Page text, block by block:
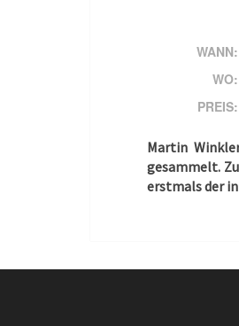
WANN:
WO:
PREIS:
Martin
gesammelt.
erstmals der